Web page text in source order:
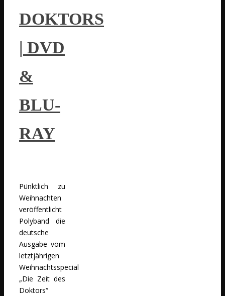
DOKTORS
| DVD
&
BLU-
RAY
Pünktlich zu
Weihnachten
veröffentlicht
Polyband die
deutsche
Ausgabe vom
letztjährigen
Weihnachtsspecial
„Die Zeit des
Doktors“